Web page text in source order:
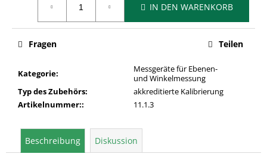
IN DEN WARENKORB
Kategorie:
Messgeräte für Ebenen-
und Winkelmessung
Typ des Zubehörs:
akkreditierte Kalibrierung
Artikelnummer:: 11.1.3
Fragen Teilen
Beschreibung Diskussion